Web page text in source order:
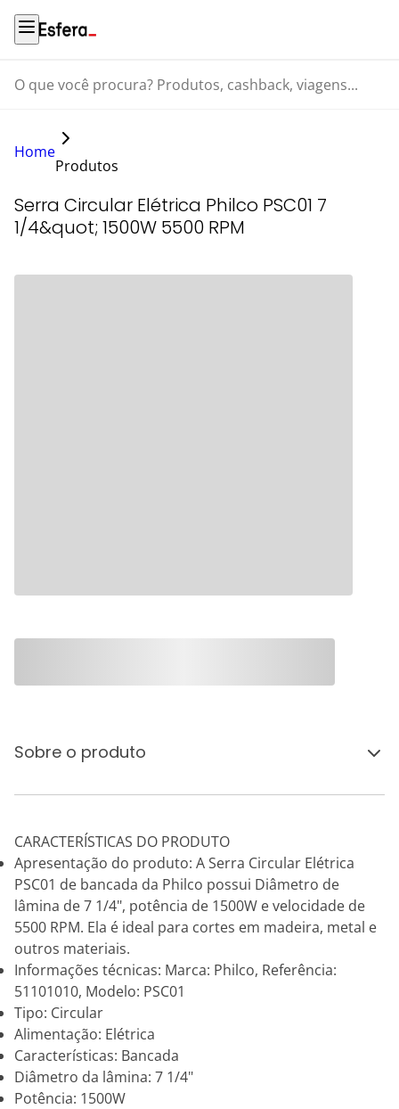
O que você procura? Produtos, cashback, viagens...
Home
Produtos
Serra Circular Elétrica Philco PSC01 7
1/4&quot; 1500W 5500 RPM
Sobre o produto
CARACTERÍSTICAS DO PRODUTO
Apresentação do produto: A Serra Circular Elétrica
PSC01 de bancada da Philco possui Diâmetro de
lâmina de 7 1/4", potência de 1500W e velocidade de
5500 RPM. Ela é ideal para cortes em madeira, metal e
outros materiais.
Informações técnicas: Marca: Philco, Referência:
51101010, Modelo: PSC01
Tipo: Circular
Alimentação: Elétrica
Características: Bancada
Diâmetro da lâmina: 7 1/4"
Potência: 1500W